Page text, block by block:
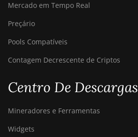
Mercado em Tempo Real
Preçário
Pools Compatíveis
Contagem Decrescente de Criptos
Centro De Descargas
Mineradores e Ferramentas
Widgets